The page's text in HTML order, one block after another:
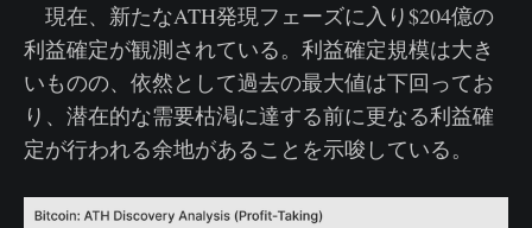
現在、新たなATH発現フェーズに入り$204億の
利益確定が観測されている。利益確定規模は大き
いものの、依然として過去の最大値は下回ってお
り、潜在的な需要枯渇に達する前に更なる利益確
定が行われる余地があることを示唆している。